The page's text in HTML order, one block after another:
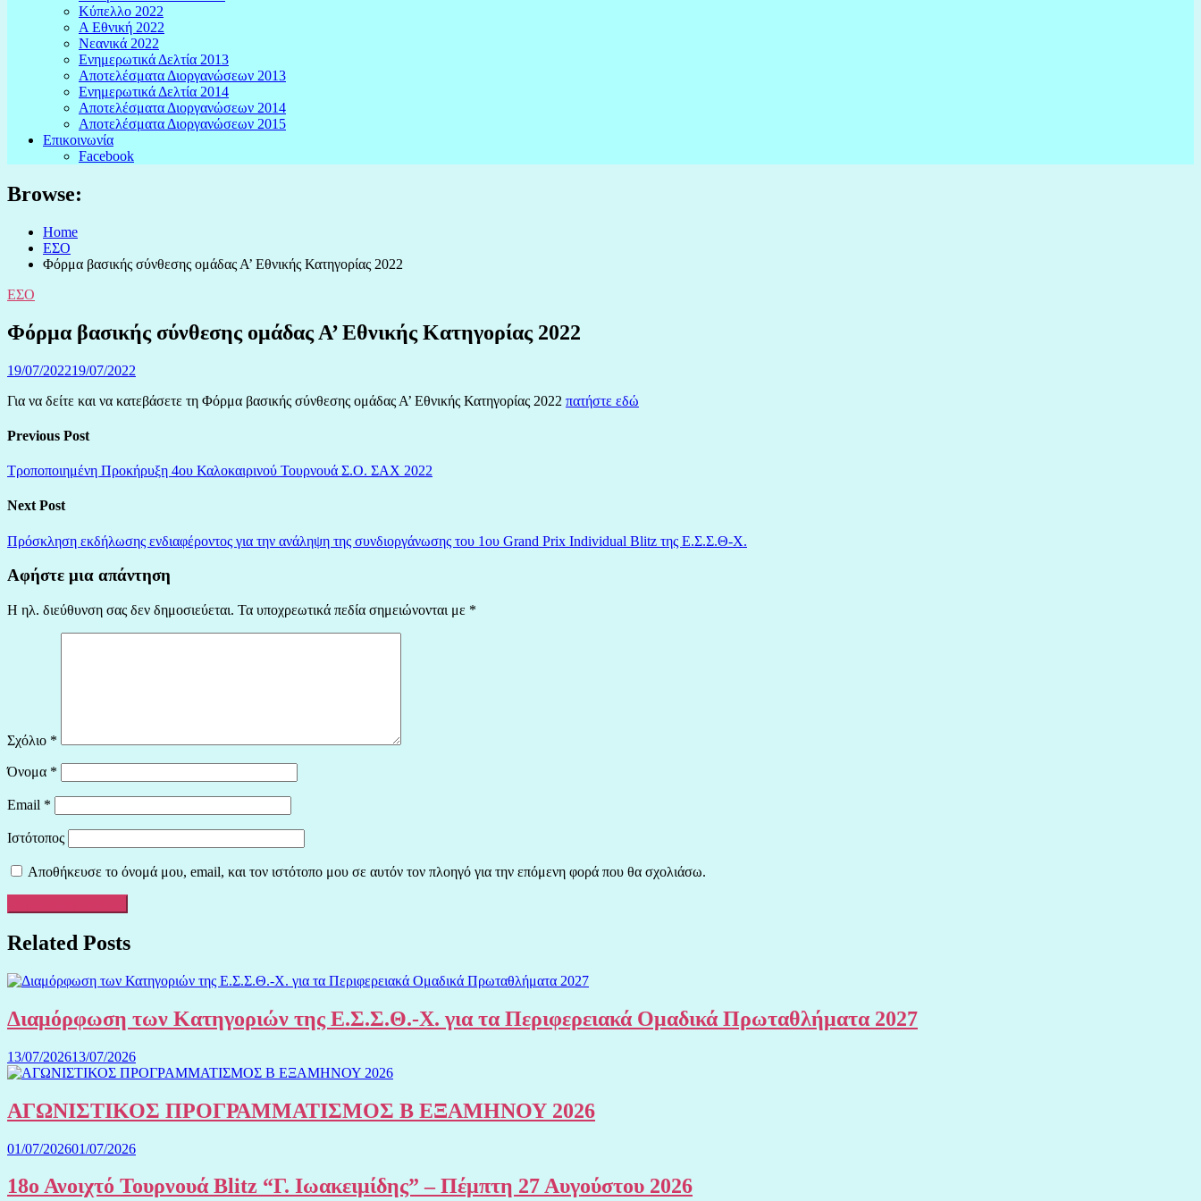
Κύπελλο 2022
Α Εθνική 2022
Νεανικά 2022
Ενημερωτικά Δελτία 2013
Αποτελέσματα Διοργανώσεων 2013
Ενημερωτικά Δελτία 2014
Αποτελέσματα Διοργανώσεων 2014
Αποτελέσματα Διοργανώσεων 2015
Επικοινωνία
Facebook
Browse:
Home
ΕΣΟ
Φόρμα βασικής σύνθεσης ομάδας Α’ Εθνικής Κατηγορίας 2022
ΕΣΟ
Φόρμα βασικής σύνθεσης ομάδας Α’ Εθνικής Κατηγορίας 2022
19/07/202219/07/2022
Για να δείτε και να κατεβάσετε τη Φόρμα βασικής σύνθεσης ομάδας Α’ Εθνικής Κατηγορίας 2022 πατήστε εδώ
Previous Post
Τροποποιημένη Προκήρυξη 4ου Καλοκαιρινού Τουρνουά Σ.Ο. ΣΑΧ 2022
Next Post
Πρόσκληση εκδήλωσης ενδιαφέροντος για την ανάληψη της συνδιοργάνωσης του 1ου Grand Prix Individual Blitz της Ε.Σ.Σ.Θ-Χ.
Αφήστε μια απάντηση
Η ηλ. διεύθυνση σας δεν δημοσιεύεται. Τα υποχρεωτικά πεδία σημειώνονται με *
Σχόλιο *
Όνομα *
Email *
Ιστότοπος
Αποθήκευσε το όνομά μου, email, και τον ιστότοπο μου σε αυτόν τον πλοηγό για την επόμενη φορά που θα σχολιάσω.
Related Posts
Διαμόρφωση των Κατηγοριών της Ε.Σ.Σ.Θ.-Χ. για τα Περιφερειακά Ομαδικά Πρωταθλήματα 2027
13/07/202613/07/2026
ΑΓΩΝΙΣΤΙΚΟΣ ΠΡΟΓΡΑΜΜΑΤΙΣΜΟΣ Β ΕΞΑΜΗΝΟΥ 2026
01/07/202601/07/2026
18ο Ανοιχτό Τουρνουά Blitz “Γ. Ιωακειμίδης” – Πέμπτη 27 Αυγούστου 2026